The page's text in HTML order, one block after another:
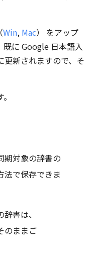
Win, Mac） をアップ
既に Google 日本語入
更新されますので、そ
期対象の辞書の
法で保存できま
書は、
のままご